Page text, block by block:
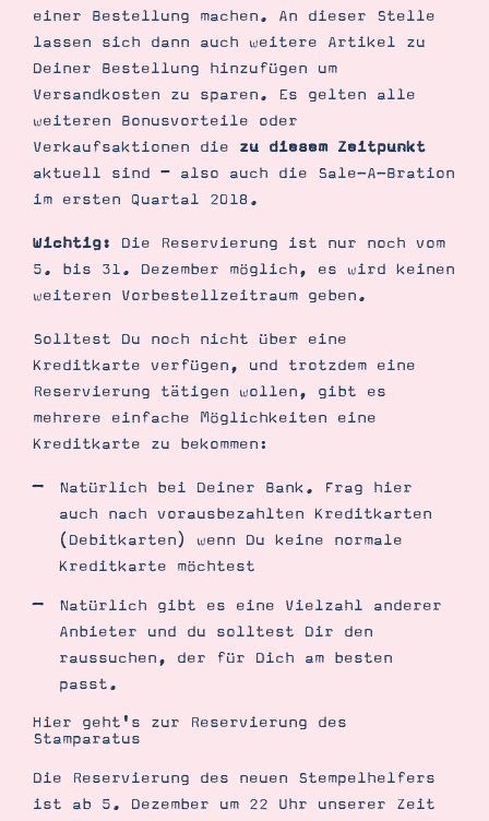
einer Bestellung machen. An dieser Stelle
lassen sich dann auch weitere Artikel zu
Deiner Bestellung hinzufügen um
Versandkosten zu sparen. Es gelten alle
weiteren Bonusvorteile oder
Verkaufsaktionen die zu diesem Zeitpunkt
aktuell sind – also auch die Sale-A-Bration
im ersten Quartal 2018.
Wichtig:
Die Reservierung ist nur noch vom
5. bis 31. Dezember möglich, es wird keinen
weiteren Vorbestellzeitraum geben.
Solltest Du noch nicht über eine
Kreditkarte verfügen, und trotzdem eine
Reservierung tätigen wollen, gibt es
mehrere einfache Möglichkeiten eine
Kreditkarte zu bekommen:
Natürlich bei Deiner Bank. Frag hier
auch nach vorausbezahlten Kreditkarten
(Debitkarten) wenn Du keine normale
Kreditkarte möchtest
Natürlich gibt es eine Vielzahl anderer
Anbieter und du solltest Dir den
raussuchen, der für Dich am besten
passt.
Hier geht's zur Reservierung des
Stamparatus
Die Reservierung des neuen Stempelhelfers
ist ab 5. Dezember um 22 Uhr unserer Zeit